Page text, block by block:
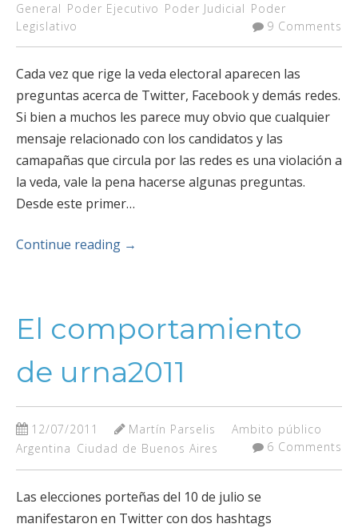
General Poder Ejecutivo Poder Judicial Poder
Legislativo
9 Comments
Cada vez que rige la veda electoral aparecen las
preguntas acerca de Twitter, Facebook y demás redes.
Si bien a muchos les parece muy obvio que cualquier
mensaje relacionado con los candidatos y las
camapañas que circula por las redes es una violación a
la veda, vale la pena hacerse algunas preguntas.
Desde este primer…
Continue reading →
El comportamiento
de urna2011
12/07/2011 Martín Parselis
Ambito público
Argentina Ciudad de Buenos Aires 6 Comments
Las elecciones porteñas del 10 de julio se
manifestaron en Twitter con dos hashtags